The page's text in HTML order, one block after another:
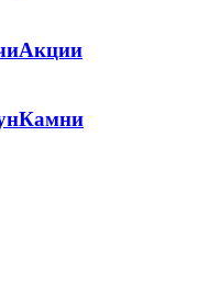
Акции
Камни